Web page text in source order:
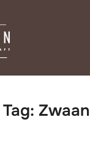
Tag: Zwaan